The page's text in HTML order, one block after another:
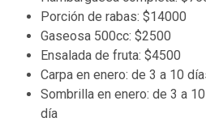
Porción de rabas: $14000
Gaseosa 500cc: $2500
Ensalada de fruta: $4500
Carpa en enero: de 3 a 10
Sombrilla en enero: de 3 a
día